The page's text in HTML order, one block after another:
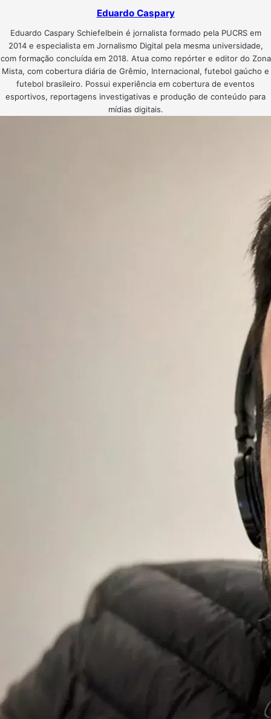
Eduardo Caspary
Eduardo Caspary Schiefelbein é jornalista formado pela PUCRS em
2014 e especialista em Jornalismo Digital pela mesma universidade,
com formação concluída em 2018. Atua como repórter e editor do Zona
Mista, com cobertura diária de Grêmio, Internacional, futebol gaúcho e
futebol brasileiro. Possui experiência em cobertura de eventos
esportivos, reportagens investigativas e produção de conteúdo para
mídias digitais.